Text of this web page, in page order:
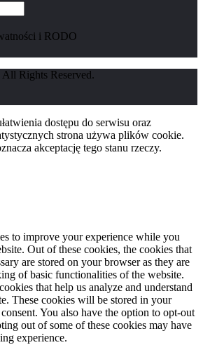
i RODO
Rights Reserved.
dostępu do serwisu oraz
strona używa plików cookie.
akceptację tego stanu rzeczy.
to improve your experience while you
Out of these cookies, the cookies that
are stored on your browser as they are
of basic functionalities of the website.
that help us analyze and understand
These cookies will be stored in your
You also have the option to opt-out
out of some of these cookies may have
experience.